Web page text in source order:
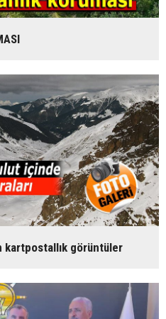
kartpostallık görüntüler